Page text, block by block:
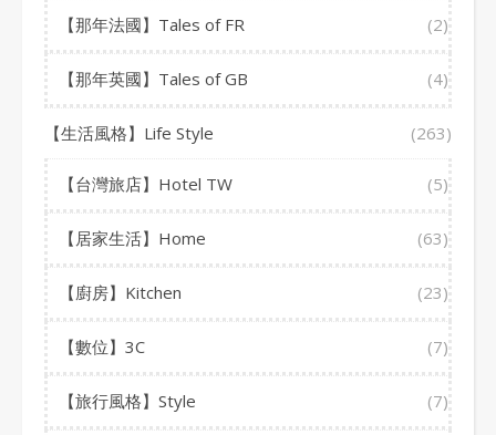
【那年法國】Tales of FR (2)
【那年英國】Tales of GB (4)
【生活風格】Life Style (263)
【台灣旅店】Hotel TW (5)
【居家生活】Home (63)
【廚房】Kitchen (23)
【數位】3C (7)
【旅行風格】Style (7)